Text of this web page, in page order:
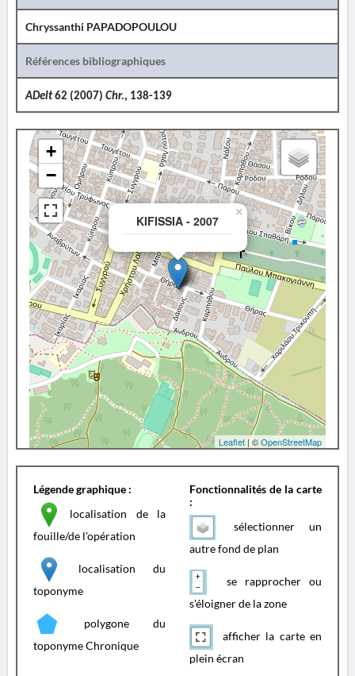
Chryssanthi PAPADOPOULOU
Références bibliographiques
ADelt62 (2007) Chr., 138-139
KIFISSIA - 2007
×
+
−
Leaflet| ©OpenStreetMap
Légende graphique :
localisation de la
fouille/de l'opération
localisation du
toponyme
polygone du
toponyme Chronique
Fonctionnalités de la carte
:
sélectionner un
autre fond de plan
se rapprocher ou
s'éloigner de la zone
afficher la carte en
plein écran